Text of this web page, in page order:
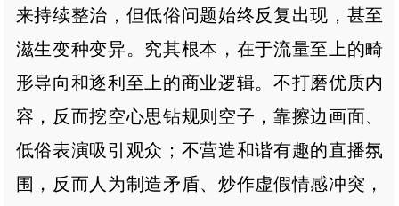
来持续整治，但低俗问题始终反复出现，甚至
滋生变种变异。究其根本，在于流量至上的畸
形导向和逐利至上的商业逻辑。不打磨优质内
容，反而挖空心思钻规则空子，靠擦边画面、
低俗表演吸引观众；不营造和谐有趣的直播氛
围，反而人为制造矛盾、炒作虚假情感冲突，